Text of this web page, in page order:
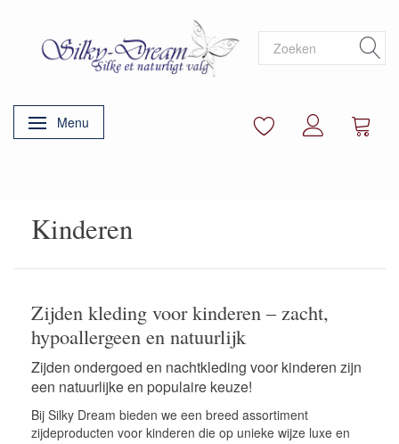
Navigatie in-/uitschakelen
Menu
Kinderen
Zijden kleding voor kinderen – zacht,
hypoallergeen en natuurlijk
Zijden ondergoed en nachtkleding voor kinderen zijn
een natuurlijke en populaire keuze!
Bij Silky Dream bieden we een breed assortiment
zijdeproducten voor kinderen die op unieke wijze luxe en